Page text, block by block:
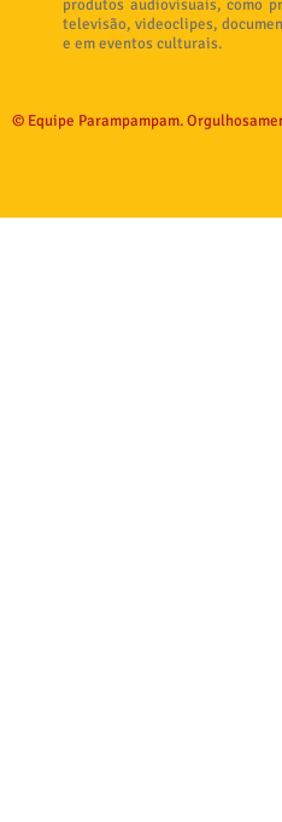
produtos audiovisuais, como
televisão, videoclipes,
e em eventos culturais.
© Equipe Parampampam.